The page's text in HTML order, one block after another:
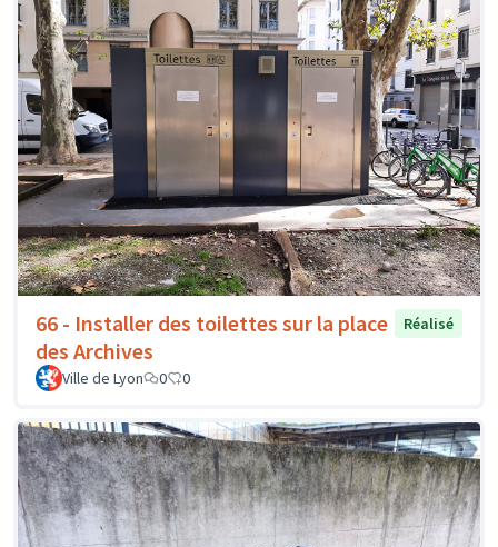
66 - Installer des toilettes sur la place
des Archives
Réalisé
Ville de Lyon 0 0